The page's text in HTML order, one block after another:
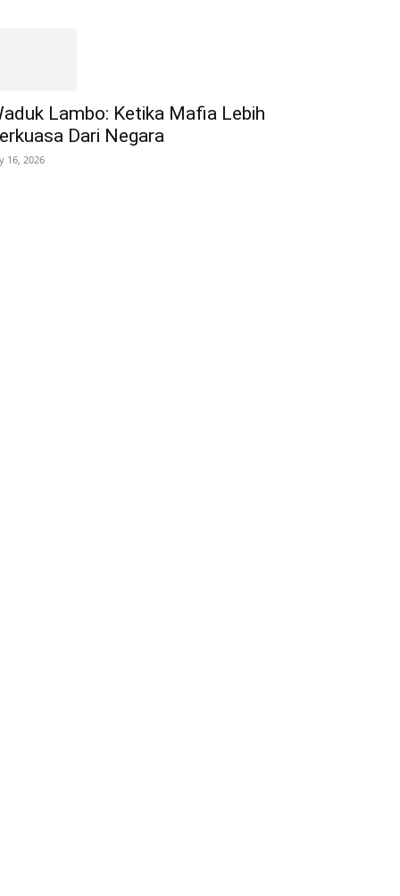
Lambo: Ketika Mafia Lebih
Dari Negara
16, 2026